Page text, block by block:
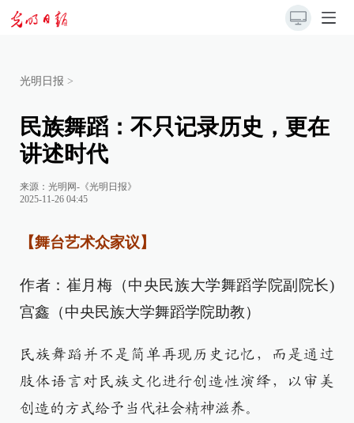
光明日报 >
民族舞蹈：不只记录历史，更在
讲述时代
来源： 光明网-《光明日报》
2025-11-26 04:45
【舞台艺术众家议】
作者：崔月梅（中央民族大学舞蹈学院副院长)
宫鑫（中央民族大学舞蹈学院助教）
民族舞蹈并不是简单再现历史记忆，而是通过
肢体语言对民族文化进行创造性演绎，以审美
创造的方式给予当代社会精神滋养。